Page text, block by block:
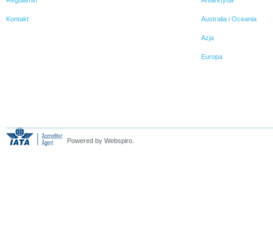
Kontakt Australia i Oceania
Azja
Europa
Powered by Webspiro.